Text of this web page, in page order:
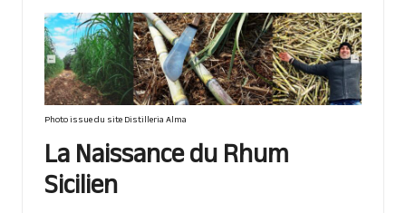
Photo issue du site Distilleria Alma
La Naissance du Rhum
Sicilien